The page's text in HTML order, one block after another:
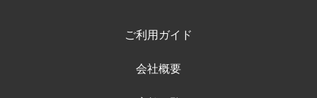
ご利用ガイド
会社概要